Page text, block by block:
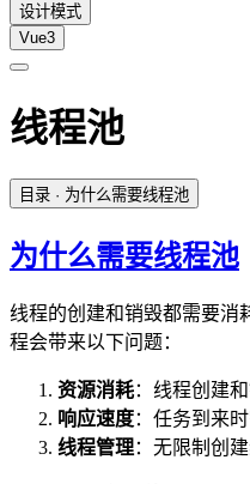
设计模式
Vue3
线程池
目录 · 为什么需要线程池
为什么需要线程池
线程的创建和销毁都需要消
程会带来以下问题：
资源消耗：线程创建
响应速度：任务到来
线程管理：无限制创